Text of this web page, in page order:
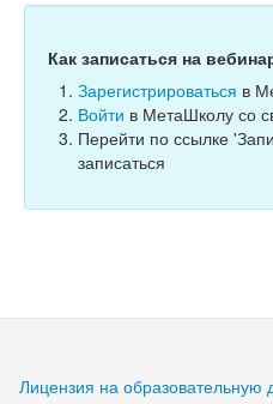
Учитель
Как записаться на
Зарегистрироваться в
Войти в МетаШколу со
Перейти по ссылке
записаться
Лицензия на образовательную